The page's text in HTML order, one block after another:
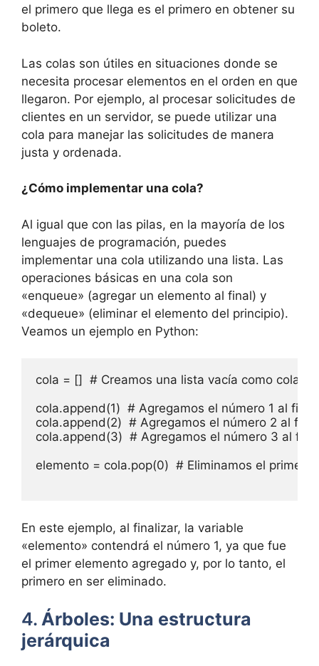
el primero que llega es el primero en obtener su
boleto.
Las colas son útiles en situaciones donde se
necesita procesar elementos en el orden en que
llegaron. Por ejemplo, al procesar solicitudes de
clientes en un servidor, se puede utilizar una
cola para manejar las solicitudes de manera
justa y ordenada.
¿Cómo implementar una cola?
Al igual que con las pilas, en la mayoría de los
lenguajes de programación, puedes
implementar una cola utilizando una lista. Las
operaciones básicas en una cola son
«enqueue» (agregar un elemento al final) y
«dequeue» (eliminar el elemento del principio).
Veamos un ejemplo en Python:
cola = []  # Creamos una lista vacía como cola
cola.append(1)  # Agregamos el número 1 al
cola.append(2)  # Agregamos el número 2 al
cola.append(3)  # Agregamos el número 3 al
elemento = cola.pop(0)  # Eliminamos el primer
En este ejemplo, al finalizar, la variable
«elemento» contendrá el número 1, ya que fue
el primer elemento agregado y, por lo tanto, el
primero en ser eliminado.
4. Árboles: Una estructura
jerárquica